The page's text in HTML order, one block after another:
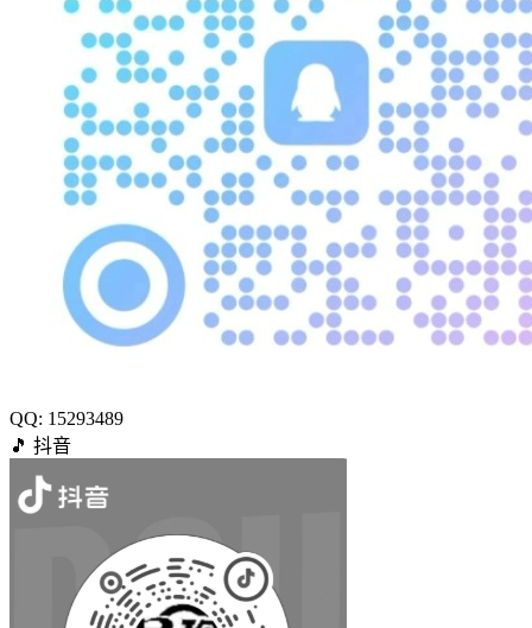
QQ: 15293489
🎵 抖音